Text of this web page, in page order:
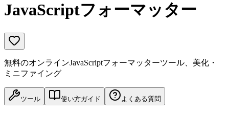
JavaScriptフォーマッター
無料のオンラインJavaScriptフォーマッターツール、美化・
ミニファイング
ツール 使い方ガイド よくある質問